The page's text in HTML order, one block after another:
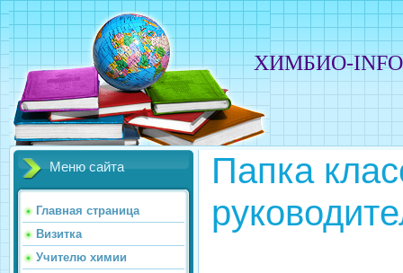
ХИМБИО-
Меню сайта
Главная страница
Визитка
Учителю химии
Папка